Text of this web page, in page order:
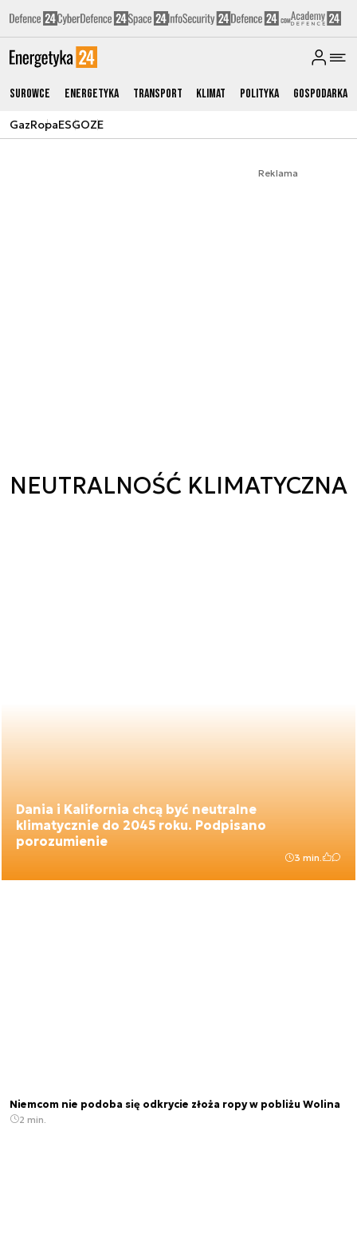
Surowce Energetyka Transport Klimat Polityka Gospodarka
GazRopaESGOZE
Reklama
NEUTRALNOŚĆ KLIMATYCZNA
Dania i Kalifornia chcą być neutralne
klimatycznie do 2045 roku. Podpisano
porozumienie
3 min.
Niemcom nie podoba się odkrycie złoża ropy w pobliżu Wolina
2 min.